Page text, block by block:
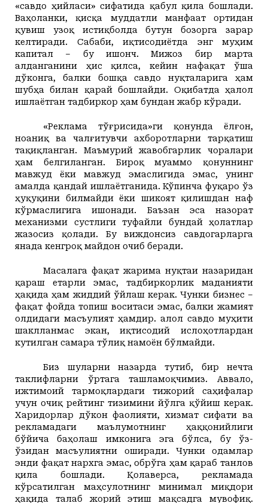
«савдо ҳийласи» сифатида қабул қила бошлади.
Ваҳоланки, қисқа муддатли манфаат ортидан
қувиш узоқ истиқболда бутун бозорга зарар
келтиради. Сабаби, иқтисодиётда энг муҳим
капитал – бу ишонч. Мижоз бир марта
алданганини ҳис қилса, кейин нафақат ўша
дўконга, балки бошқа савдо нуқталарига ҳам
шубҳа билан қарай бошлайди. Оқибатда ҳалол
ишлаётган тадбиркор ҳам бундан жабр кўради.
«Реклама тўғрисида»ги қонунда ёлғон,
ноаниқ ва чалғитувчи ахборотларни тарқатиш
тақиқланган. Маъмурий жавобгарлик чоралари
ҳам белгиланган. Бироқ муаммо қонуннинг
мавжуд ёки мавжуд эмаслигида эмас, унинг
амалда қандай ишлаётганида. Кўпинча фуқаро ўз
ҳуқуқини билмайди ёки шикоят қилишдан наф
кўрмаслигига ишонади. Баъзан эса назорат
механизми сустлиги туфайли бундай ҳолатлар
жазосиз қолади. Бу виждонсиз савдогарларга
янада кенгроқ майдон очиб беради.
Масалага фақат жарима нуқтаи назаридан
қараш етарли эмас, тадбиркорлик маданияти
ҳақида ҳам жиддий ўйлаш керак.Чунки бизнес –
фақат фойда топиш воситаси эмас, балки жамият
олдидаги масъулият ҳамдир. Ҳалол савдо муҳити
шаклланмас экан, иқтисодий ислоҳотлардан
кутилган самара тўлиқ намоён бўлмайди.
Биз шуларни назарда тутиб, бир нечта
таклифларни ўртага ташламоқчимиз. Аввало,
ижтимоий тармоқлардаги тижорий саҳифалар
учун очиқ рейтинг тизимини йўлга қўйиш керак.
Харидорлар дўкон фаолияти, хизмат сифати ва
рекламадаги маълумотнинг ҳаққонийлиги
бўйича баҳолаш имконига эга бўлса, бу ўз-
ўзидан масъулиятни оширади. Чунки одамлар
энди фақат нархга эмас, обрўга ҳам қараб танлов
қила бошлади. Қолаверса, рекламада
кўрсатилган маҳсулотнинг минимал миқдори
ҳақида талаб жорий этиш мақсадга мувофиқ.